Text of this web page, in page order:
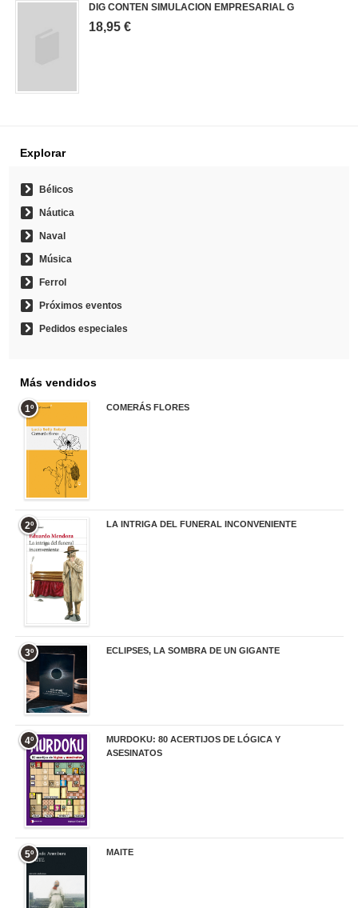
DIG CONTEN SIMULACION EMPRESARIAL G
18,95 €
Explorar
Bélicos
Náutica
Naval
Música
Ferrol
Próximos eventos
Pedidos especiales
Más vendidos
1º COMERÁS FLORES
2º LA INTRIGA DEL FUNERAL INCONVENIENTE
3º ECLIPSES, LA SOMBRA DE UN GIGANTE
4º
MURDOKU: 80 ACERTIJOS DE LÓGICA Y
ASESINATOS
5º MAITE